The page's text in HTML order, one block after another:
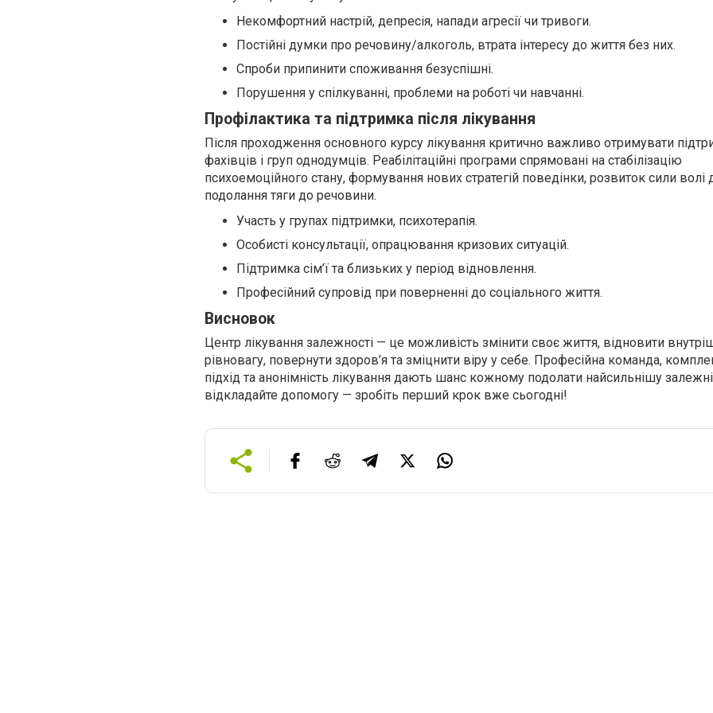
Некомфортний настрій, депресія, напади агресії чи тривоги.
Постійні думки про речовину/алкоголь, втрата інтересу до життя без них.
Спроби припинити споживання безуспішні.
Порушення у спілкуванні, проблеми на роботі чи навчанні.
Профілактика та підтримка після лікування
Після проходження основного курсу лікування критично важливо отримувати
фахівців і груп однодумців. Реабілітаційні програми спрямовані на стабілізацію
психоемоційного стану, формування нових стратегій поведінки, розвиток сили волі
подолання тяги до речовини.
Участь у групах підтримки, психотерапія.
Особисті консультації, опрацювання кризових ситуацій.
Підтримка сім’ї та близьких у період відновлення.
Професійний супровід при поверненні до соціального життя.
Висновок
Центр лікування залежності — це можливість змінити своє життя, відновити
рівновагу, повернути здоров’я та зміцнити віру у себе. Професійна команда,
підхід та анонімність лікування дають шанс кожному подолати найсильнішу
відкладайте допомогу — зробіть перший крок вже сьогодні!